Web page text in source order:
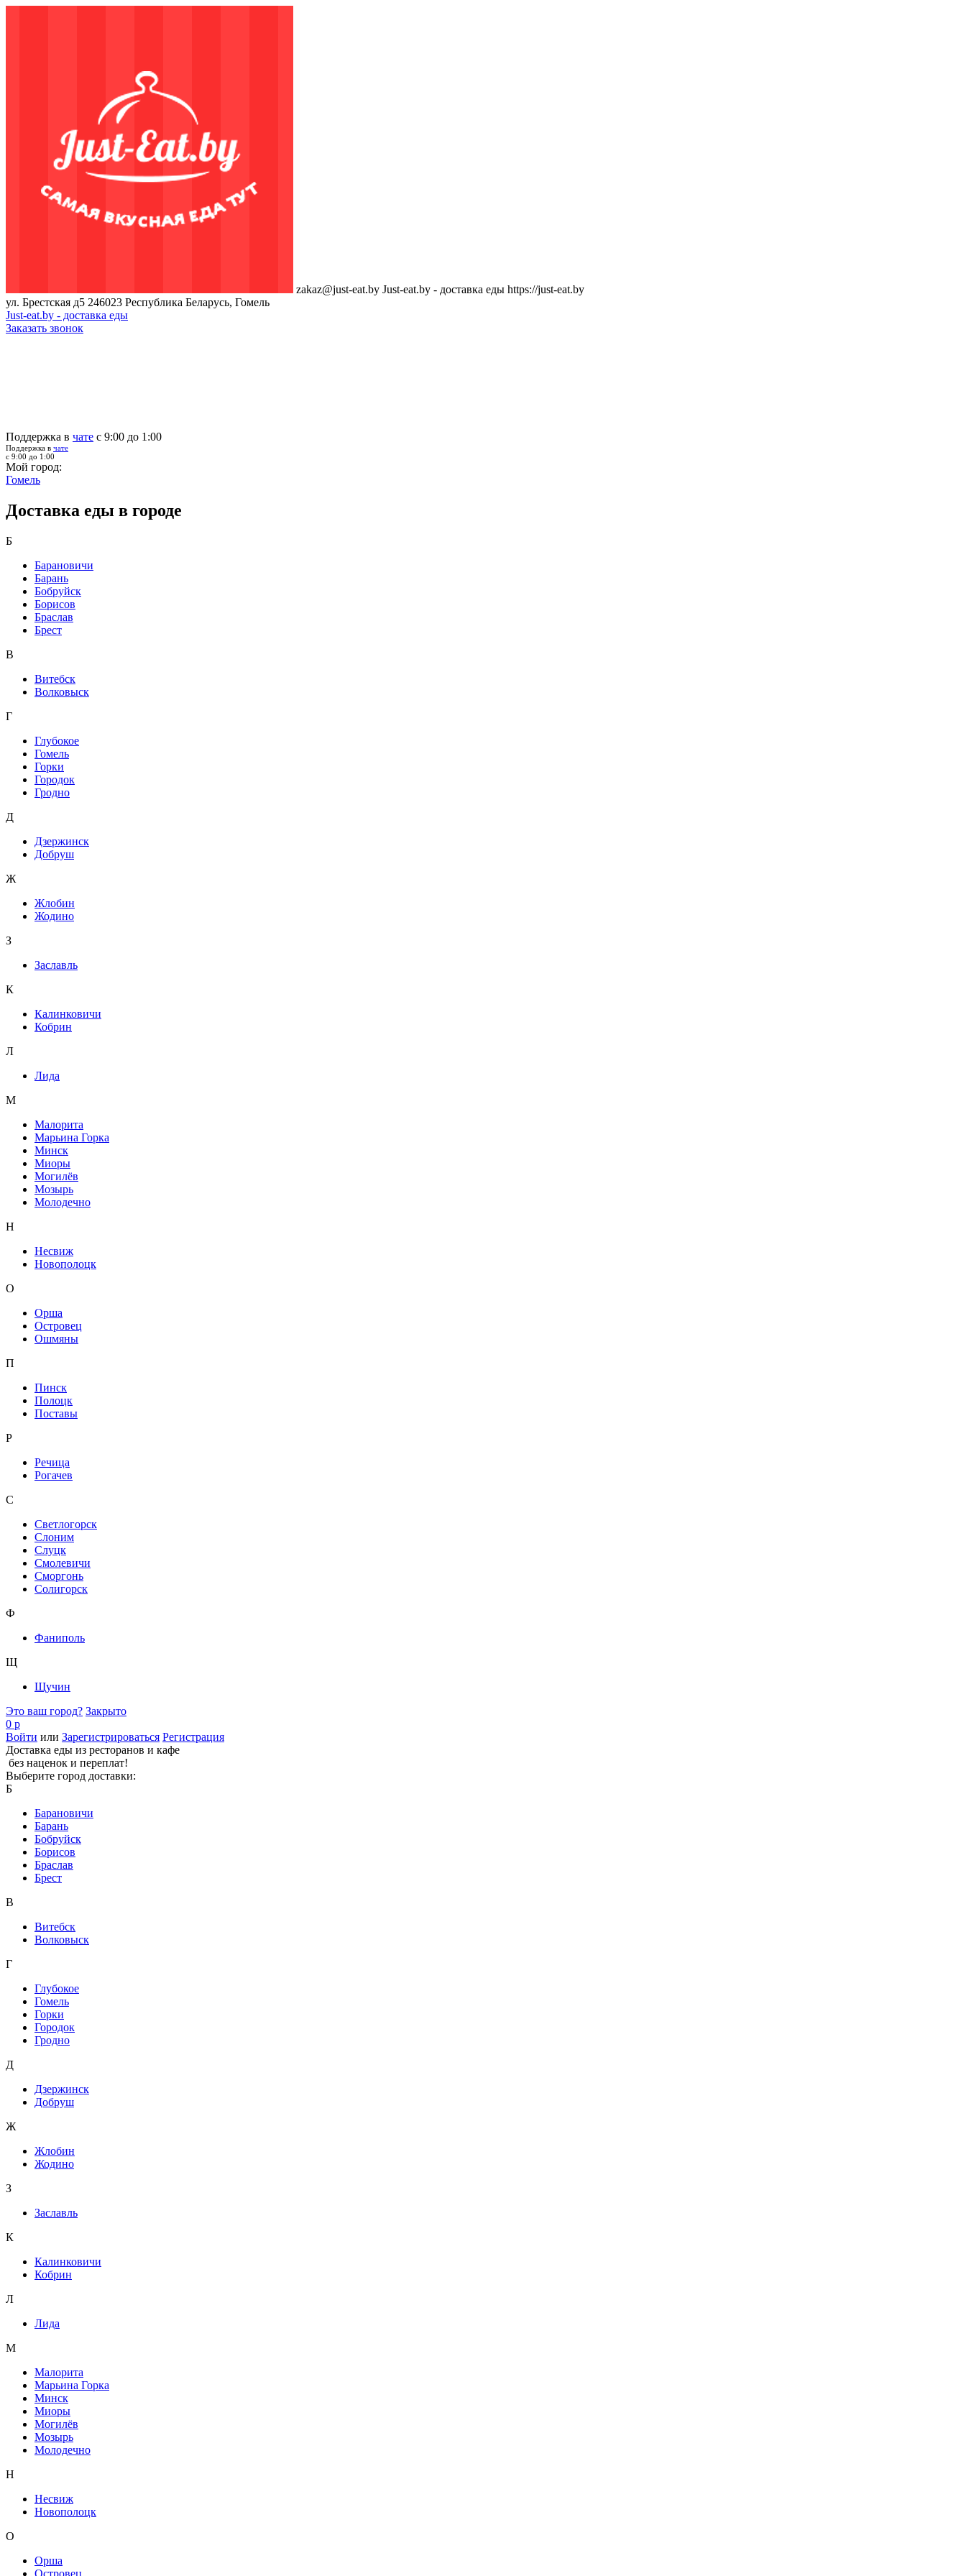
zakaz@just-eat.by Just-eat.by - доставка еды https://just-eat.by
ул. Брестская д5 246023 Республика Беларусь, Гомель
Just-eat.by - доставка еды
Заказать звонок
Поддержка в чате с 9:00 до 1:00
Поддержка в чате
с 9:00 до 1:00
Мой город:
Гомель
Доставка еды в городе
Б
Барановичи
Барань
Бобруйск
Борисов
Браслав
Брест
В
Витебск
Волковыск
Г
Глубокое
Гомель
Горки
Городок
Гродно
Д
Дзержинск
Добруш
Ж
Жлобин
Жодино
З
Заславль
К
Калинковичи
Кобрин
Л
Лида
М
Малорита
Марьина Горка
Минск
Миоры
Могилёв
Мозырь
Молодечно
Н
Несвиж
Новополоцк
О
Орша
Островец
Ошмяны
П
Пинск
Полоцк
Поставы
Р
Речица
Рогачев
С
Светлогорск
Слоним
Слуцк
Смолевичи
Сморгонь
Солигорск
Ф
Фаниполь
Щ
Щучин
Это ваш город? Закрыто
0 р
Войти или Зарегистрироваться Регистрация
Доставка еды из ресторанов и кафе
без наценок и переплат!
Выберите город доставки:
Б
Барановичи
Барань
Бобруйск
Борисов
Браслав
Брест
В
Витебск
Волковыск
Г
Глубокое
Гомель
Горки
Городок
Гродно
Д
Дзержинск
Добруш
Ж
Жлобин
Жодино
З
Заславль
К
Калинковичи
Кобрин
Л
Лида
М
Малорита
Марьина Горка
Минск
Миоры
Могилёв
Мозырь
Молодечно
Н
Несвиж
Новополоцк
О
Орша
Островец